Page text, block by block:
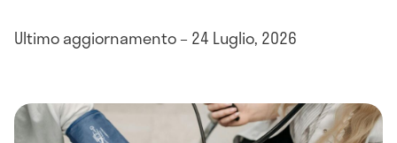
Ultimo aggiornamento – 24 Luglio, 2026